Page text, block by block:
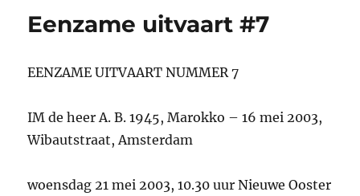
Eenzame uitvaart #7
EENZAME UITVAART NUMMER 7
IM de heer A. B. 1945, Marokko – 16 mei 2003,
Wibautstraat, Amsterdam
woensdag 21 mei 2003, 10.30 uur Nieuwe Ooster